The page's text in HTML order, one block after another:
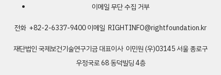
이메일 무단 수집 거부
전화 +82-2-6337-9400이메일 RIGHTINFO@rightfoundation.kr
재단법인 국제보건기술연구기금대표이사 이민원(우)03145 서울 종로구
우정국로 68 동덕빌딩 4층